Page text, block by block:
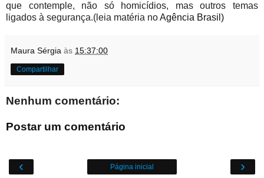
que contemple, não só homicídios, mas outros temas
ligados à segurança.(leia matéria noAgência Brasil)
Maura Sérgia às 15:37:00
Compartilhar
Nenhum comentário:
Postar um comentário
‹ ›
Página inicial